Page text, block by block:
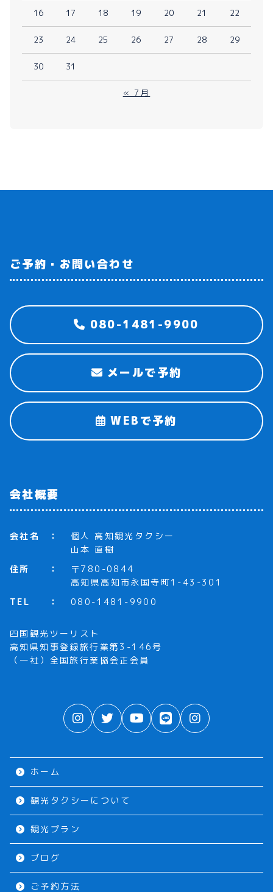
16 17 18 19 20 21 22
23 24 25 26 27 28 29
30 31
« 7月
ご予約・お問い合わせ
080-1481-9900
メールで予約
WEBで予約
会社概要
会社名
個人 高知観光タクシー
山本 直樹
住所
〒780-0844
高知県高知市永国寺町1-43-301
TEL
080-1481-9900
四国観光ツーリスト
高知県知事登録旅行業第3-146号
（一社）全国旅行業協会正会員
ホーム
観光タクシーについて
観光プラン
ブログ
ご予約方法